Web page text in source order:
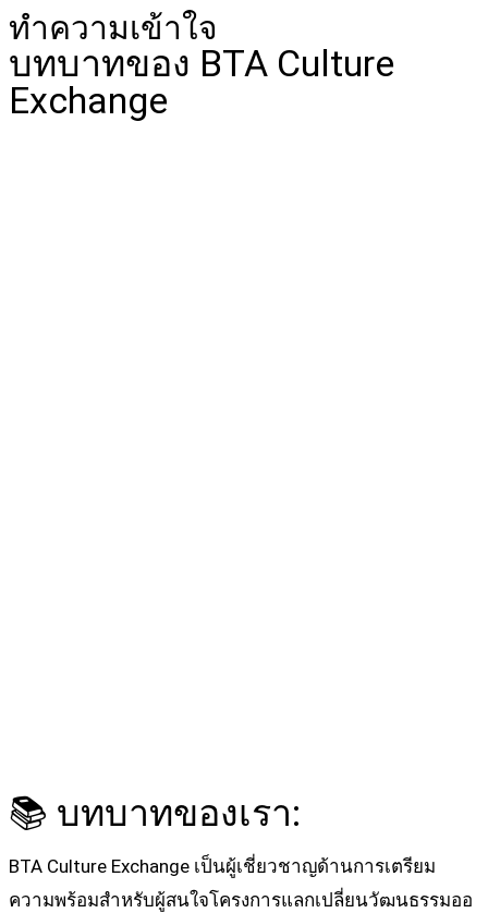
ทำความเข้าใจ
บทบาทของ BTA Culture
Exchange
📚 บทบาทของเรา:
BTA Culture Exchange เป็นผู้เชี่ยวชาญด้านการเตรียม
ความพร้อมสำหรับผู้สนใจโครงการแลกเปลี่ยนวัฒนธรรมออ